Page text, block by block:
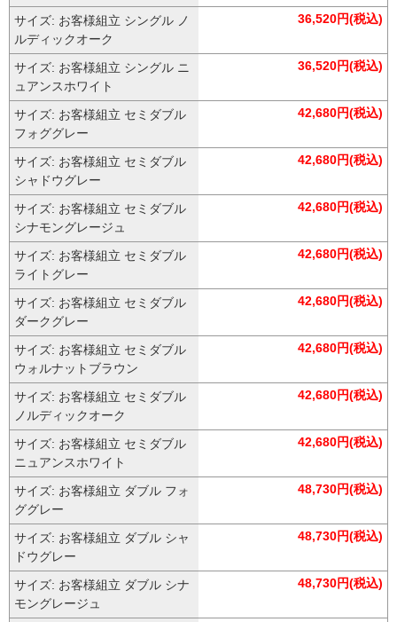
サイズ: お客様組立 シングル ノ
ルディックオーク
36,520円(税込)
サイズ: お客様組立 シングル ニ
ュアンスホワイト
36,520円(税込)
サイズ: お客様組立 セミダブル
フォググレー
42,680円(税込)
サイズ: お客様組立 セミダブル
シャドウグレー
42,680円(税込)
サイズ: お客様組立 セミダブル
シナモングレージュ
42,680円(税込)
サイズ: お客様組立 セミダブル
ライトグレー
42,680円(税込)
サイズ: お客様組立 セミダブル
ダークグレー
42,680円(税込)
サイズ: お客様組立 セミダブル
ウォルナットブラウン
42,680円(税込)
サイズ: お客様組立 セミダブル
ノルディックオーク
42,680円(税込)
サイズ: お客様組立 セミダブル
ニュアンスホワイト
42,680円(税込)
サイズ: お客様組立 ダブル フォ
ググレー
48,730円(税込)
サイズ: お客様組立 ダブル シャ
ドウグレー
48,730円(税込)
サイズ: お客様組立 ダブル シナ
モングレージュ
48,730円(税込)